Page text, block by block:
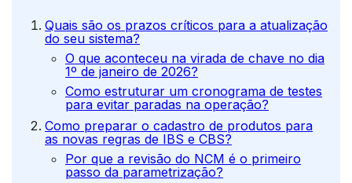
Quais são os prazos críticos para a atualização
do seu sistema?
O que aconteceu na virada de chave no dia
1º de janeiro de 2026?
Como estruturar um cronograma de testes
para evitar paradas na operação?
Como preparar o cadastro de produtos para
as novas regras de IBS e CBS?
Por que a revisão do NCM é o primeiro
passo da parametrização?